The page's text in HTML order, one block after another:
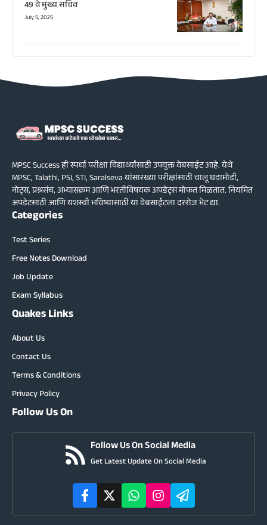
49 वे मुख्य सचिव
July 5, 2025
MPSC Success ही स्पर्धा परीक्षा विद्यार्थ्यांसाठी उपयुक्त वेबसाईट आहे. येथे
MPSC, Talathi, PSI, STI, Saralseva यांसारख्या परीक्षांसाठी चालू घडामोडी,
नोट्स, प्रश्नसंच, अभ्यासक्रम आणि भरतीविषयक अपडेट्स मोफत मिळतात. नियमित
अपडेटसाठी आणि यशस्वी भविष्यासाठी या वेबसाईटला दररोज भेट द्या.
Categories
Test Series
Free Notes Download
Job Update
Exam Syllabus
Quakes Links
About Us
Contact Us
Terms & Conditions
Privacy Policy
Follow Us On
Follow Us On Social Media
Get Latest Update On Social Media